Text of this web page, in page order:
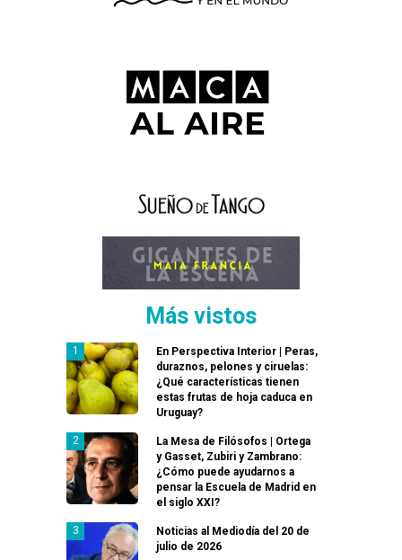
Más vistos
En Perspectiva Interior | Peras,
duraznos, pelones y ciruelas:
¿Qué características tienen
estas frutas de hoja caduca en
Uruguay?
La Mesa de Filósofos | Ortega
y Gasset, Zubiri y Zambrano:
¿Cómo puede ayudarnos a
pensar la Escuela de Madrid en
el siglo XXI?
Noticias al Mediodía del 20 de
julio de 2026